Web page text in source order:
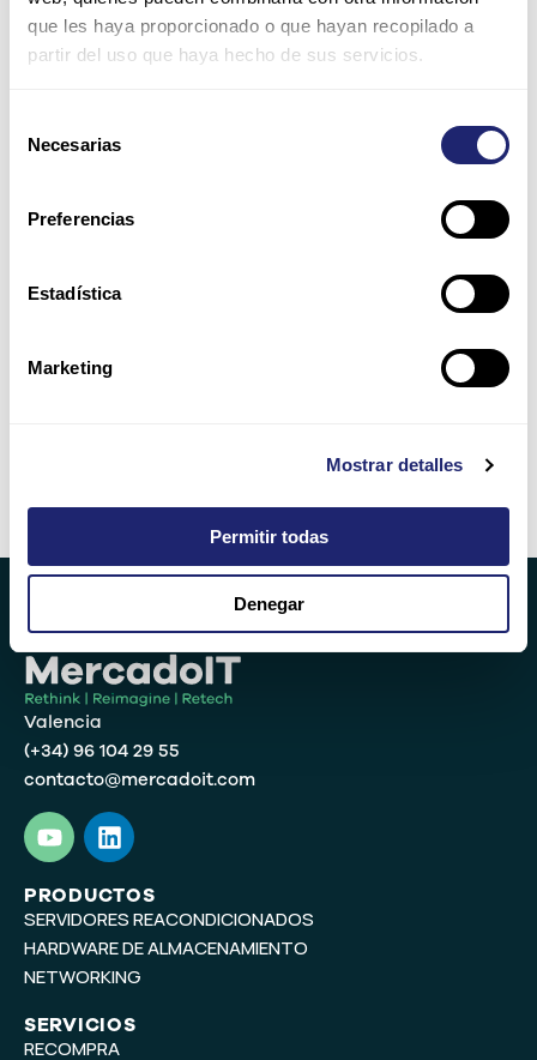
que les haya proporcionado o que hayan recopilado a
partir del uso que haya hecho de sus servicios.
Necesarias
Preferencias
Estadística
Marketing
Mostrar detalles
Permitir todas
Denegar
Correo
Web
navegador para la próxima vez que comente.
Alternative:
Valencia
(+34) 96 104 29 55
contacto@mercadoit.com
Y
o
u
t
u
b
e
L
i
n
k
e
d
i
PRODUCTOS
SERVIDORES REACONDICIONADOS
HARDWARE DE ALMACENAMIENTO
NETWORKING
SERVICIOS
RECOMPRA